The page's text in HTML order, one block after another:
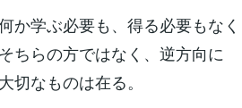
か学ぶ必要も、得る必要もなく
そちらの方ではなく、逆方向に
大切なものは在る。